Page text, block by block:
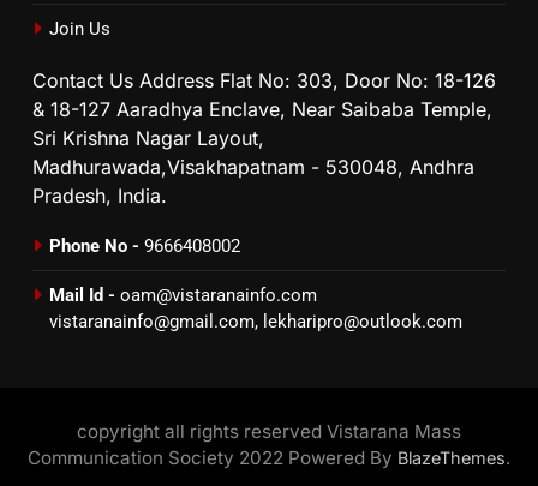
Join Us
Contact Us Address Flat No: 303, Door No: 18-126
& 18-127 Aaradhya Enclave, Near Saibaba Temple,
Sri Krishna Nagar Layout,
Madhurawada,Visakhapatnam - 530048, Andhra
Pradesh, India.
Phone No - 9666408002
Mail Id - oam@vistaranainfo.com
vistaranainfo@gmail.com, lekharipro@outlook.com
copyright all rights reserved Vistarana Mass
Communication Society 2022 Powered By BlazeThemes.